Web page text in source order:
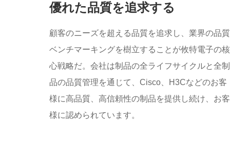
優れた品質を追求する
顧客のニーズを超える品質を追求し、業界の品質
ベンチマーキングを樹立することが攸特電子の核
心戦略だ。会社は制品の全ライフサイクルと全制
品の品質管理を通じて、Cisco、H3Cなどのお客
様に高品質、高信頼性の制品を提供し続け、お客
様に認められています。